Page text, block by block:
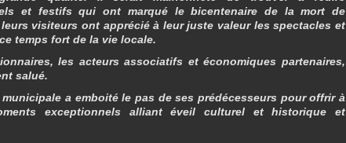
et festifs qui ont marqué le bicentenaire de la mort de
visiteurs ont apprécié à leur juste valeur les spectacles et
temps fort de la vie locale.
les acteurs associatifs et économiques partenaires,
salué.
a emboité le pas de ses prédécesseurs pour offrir à
exceptionnels alliant éveil culturel et historique et